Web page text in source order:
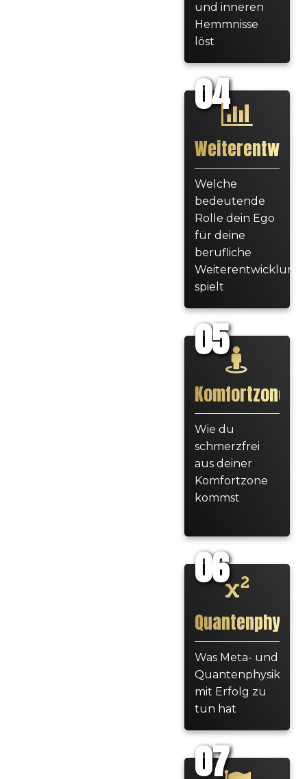
und inneren
Hemmnisse
löst
04
Welche
bedeutende
Rolle dein Ego
für deine
berufliche
Weiterentwicklung
spielt
05
Komfortzone
Wie du
schmerzfrei
aus deiner
Komfortzone
kommst
06
Quantenphysik
Was Meta- und
Quantenphysik
mit Erfolg zu
tun hat
07